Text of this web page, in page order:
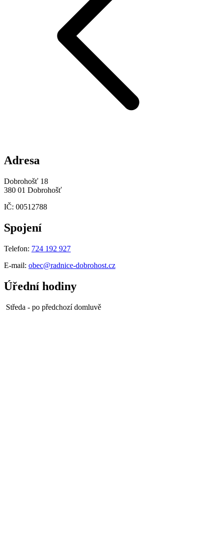
Adresa
Dobrohošť 18
380 01 Dobrohošť
IČ: 00512788
Spojení
Telefon: 724 192 927
E-mail: obec@radnice-dobrohost.cz
Úřední hodiny
Středa - po předchozí domluvě